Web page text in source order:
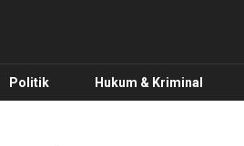
Politik Hukum & Kriminal